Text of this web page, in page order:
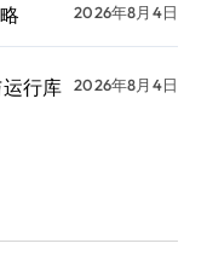
2026年8月4日
行库
2026年8月4日